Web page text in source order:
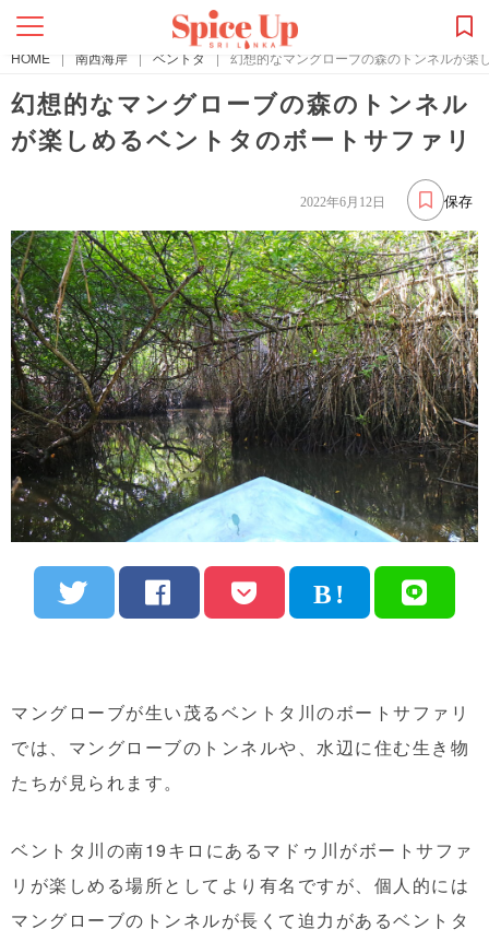
HOME | 南西海岸 | ベントタ | 幻想的なマングローブの森のトンネルが楽
幻想的なマングローブの森のトンネル
が楽しめるベントタのボートサファリ
保存
2022年6月12日
マングローブが生い茂るベントタ川のボートサファリ
では、マングローブのトンネルや、水辺に住む生き物
たちが見られます。
ベントタ川の南19キロにあるマドゥ川がボートサファ
リが楽しめる場所としてより有名ですが、個人的には
マングローブのトンネルが長くて迫力があるベントタ